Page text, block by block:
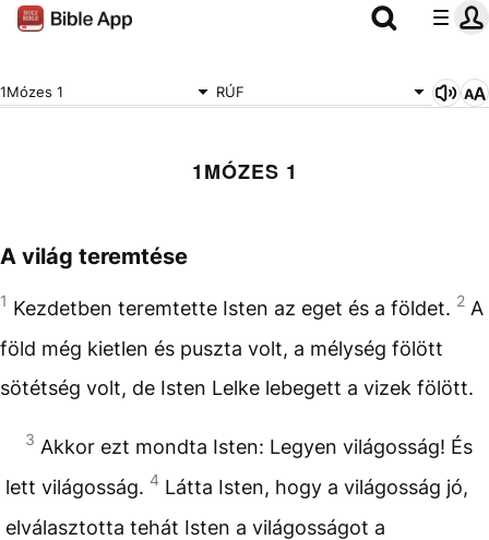
1Mózes 1 RÚF
1MÓZES 1
A világ teremtése
1 Kezdetben teremtette Isten az eget és a földet. 2 A
föld még kietlen és puszta volt, a mélység fölött
sötétség volt, de Isten Lelke lebegett a vizek fölött.
3 Akkor ezt mondta Isten: Legyen világosság! És
lett világosság. 4 Látta Isten, hogy a világosság jó,
elválasztotta tehát Isten a világosságot a